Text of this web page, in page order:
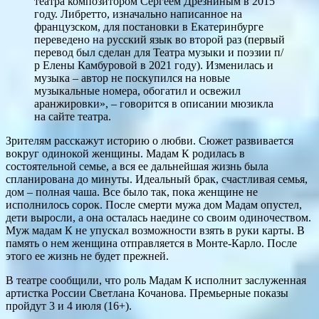
году. Либретто, изначально написанное на
французском, для постановки в Екатеринбурге
переведено на русский язык во второй раз (первый
перевод был сделан для Театра музыки и поэзии п/
р Елены Камбуровой в 2021 году). Изменилась и
музыка – автор не поскупился на новые
музыкальные номера, обогатил и освежил
аранжировки», – говорится в описании мюзикла
на сайте театра.
Зрителям расскажут историю о любви. Сюжет развивается
вокруг одинокой женщины. Мадам К родилась в
состоятельной семье, а вся ее дальнейшая жизнь была
спланирована до минуты. Идеальный брак, счастливая семья,
дом – полная чаша. Все было так, пока женщине не
исполнилось сорок. После смерти мужа дом Мадам опустел,
дети выросли, а она осталась наедине со своим одиночеством.
Муж мадам К не упускал возможности взять в руки карты. В
память о нем женщина отправляется в Монте-Карло. После
этого ее жизнь не будет прежней.
В театре сообщили, что роль Мадам К исполнит заслуженная
артистка России Светлана Кочанова. Премьерные показы
пройдут 3 и 4 июля (16+).